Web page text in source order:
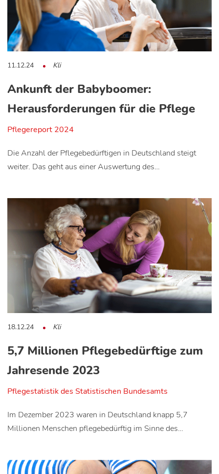
11.12.24 Kli
Ankunft der Babyboomer:
Herausforderungen für die Pflege
Pflegereport 2024
Die Anzahl der Pflegebedürftigen in Deutschland steigt
weiter. Das geht aus einer Auswertung des…
18.12.24 Kli
5,7 Millionen Pflegebedürftige zum
Jahresende 2023
Pflegestatistik des Statistischen Bundesamts
Im Dezember 2023 waren in Deutschland knapp 5,7
Millionen Menschen pflegebedürftig im Sinne des…